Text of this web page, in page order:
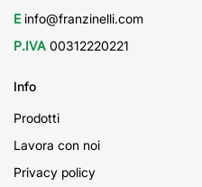
E info@franzinelli.com
P.IVA 00312220221
Info
Prodotti
Lavora con noi
Privacy policy